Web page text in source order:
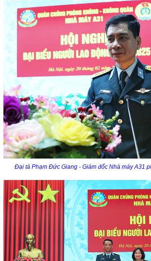
Đại tá Phạm Đức Giang - Giám đốc Nhà máy A31